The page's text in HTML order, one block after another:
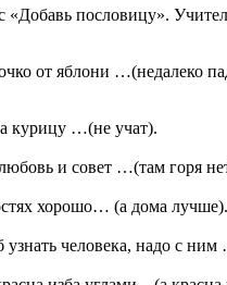
«Добавь пословицу».
от яблони …(недалеко
курицу …(не учат).
и совет …(там горя
хорошо… (а дома лучше).
узнать человека, надо с ним